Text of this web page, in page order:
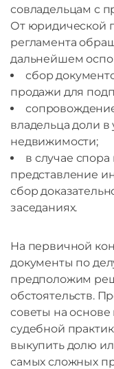
совладельцам с
От юридической
регламента
дальнейшем
сбор
продажи для
владельца доли в
недвижимости;
в случае
представление
сбор
заседаниях.
На первичной
документы по
предположим
обстоятельств.
советы на
судебной
выкупить долю
самых сложных